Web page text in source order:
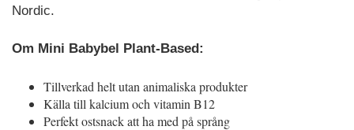
Nordic.
Om Mini Babybel Plant-Based:
Tillverkad helt utan animaliska produkter
Källa till kalcium och vitamin B12
Perfekt ostsnack att ha med på språng